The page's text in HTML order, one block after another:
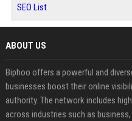
SEO List
ABOUT US
Biphoo offers a powerful and
businesses boost their online
authority. The network includes
across industries such as